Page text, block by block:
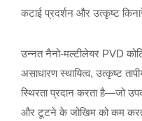
कटाई प्रदर्शन और उत्कृष्ट
उन्नत नैनो-मल्टीलेयर PVD
असाधारण स्थायित्व, उत्कृष्ट
स्थिरता प्रदान करता है—जो
और टूटने के जोखिम को कम